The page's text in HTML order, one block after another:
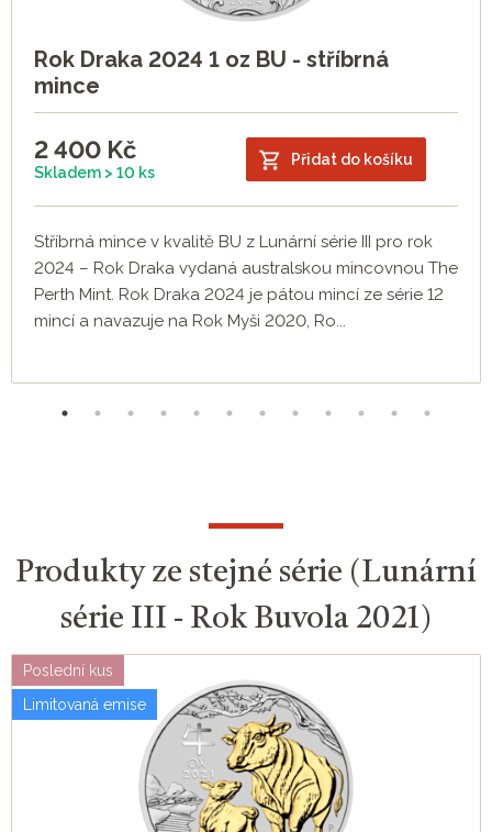
Rok Draka 2024 1 oz BU - stříbrná
mince
2 400 Kč
Skladem > 10 ks
Přidat do košíku
Stříbrná mince v kvalitě BU z Lunární série III pro rok
2024 – Rok Draka vydaná australskou mincovnou The
Perth Mint. Rok Draka 2024 je pátou mincí ze série 12
mincí a navazuje na Rok Myši 2020, Ro...
Produkty ze stejné série (Lunární
série III - Rok Buvola 2021)
Poslední kus
Limitovaná emise